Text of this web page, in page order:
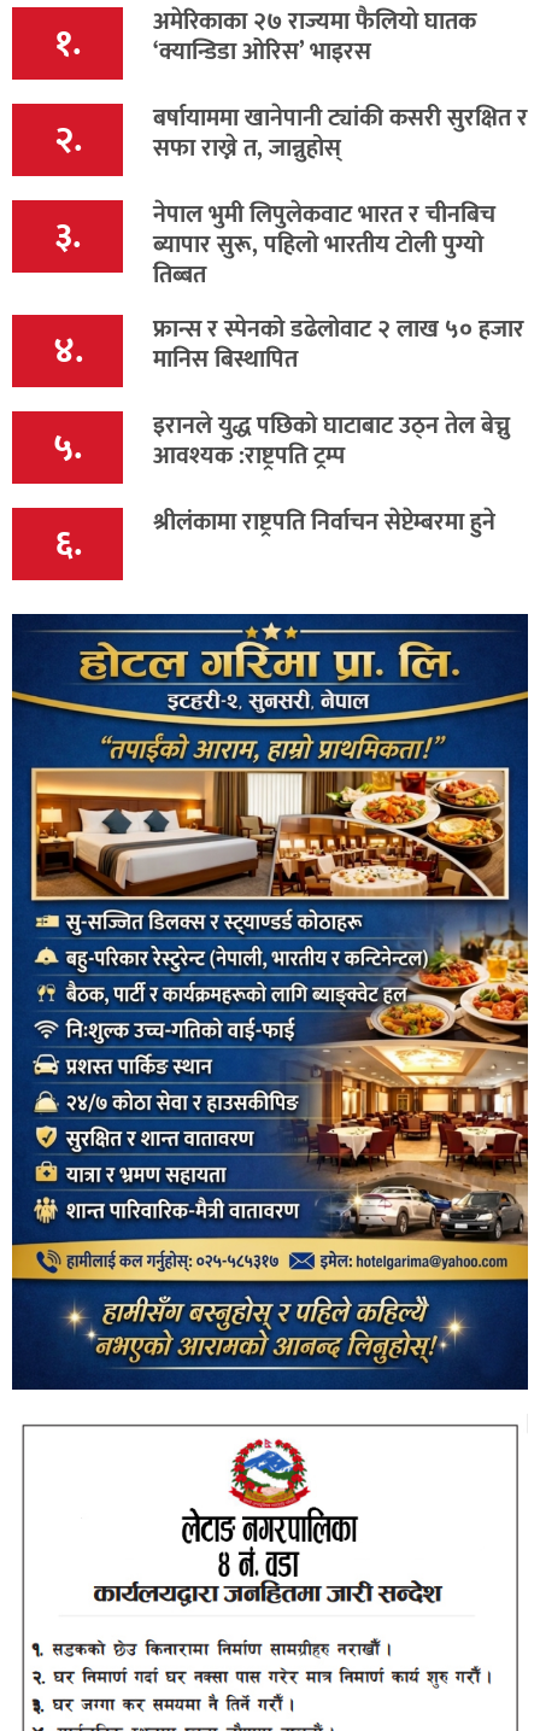
१. अमेरिकाका २७ राज्यमा फैलियाे घातक
‘क्यान्डिडा ओरिस’ भाइरस
२. बर्षायाममा खानेपानी ट्यांकी कसरी सुरक्षित र
सफा राख्ने त, जान्नुहोस्
३. नेपाल भुमी लिपुलेकवाट भारत र चीनबिच
ब्यापार सुरू, पहिलो भारतीय टोली पुग्यो
तिब्बत
४. फ्रान्स र स्पेनको डढेलोवाट २ लाख ५० हजार
मानिस बिस्थापित
५. इरानले युद्ध पछिको घाटाबाट उठ्न तेल बेच्नु
आवश्यक :राष्ट्रपति ट्रम्प
६. श्रीलंकामा राष्ट्रपति निर्वाचन सेप्टेम्बरमा हुने